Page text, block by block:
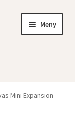
Meny
Mini Expansion –